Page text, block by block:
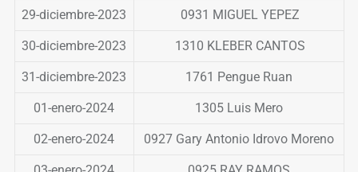
29-diciembre-2023 0931 MIGUEL YEPEZ
30-diciembre-2023 1310 KLEBER CANTOS
31-diciembre-2023 1761 Pengue Ruan
01-enero-2024 1305 Luis Mero
02-enero-2024 0927 Gary Antonio Idrovo Moreno